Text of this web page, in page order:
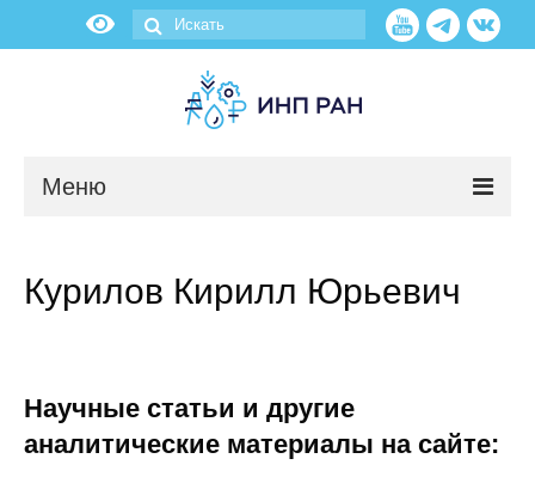
Меню
О нас
Научные подразделения
Курилов Кирилл Юрьевич
Научные статьи и другие
аналитические материалы на сайте: